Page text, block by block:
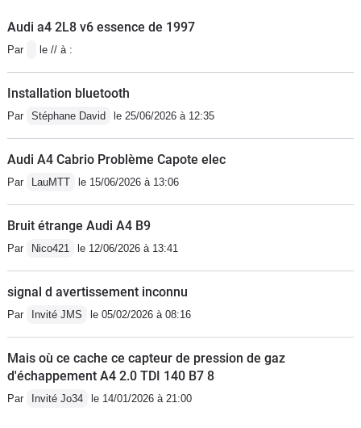
Audi a4 2L8 v6 essence de 1997
Par le // à :
Installation bluetooth
Par Stéphane David le 25/06/2026 à 12:35
Audi A4 Cabrio Problème Capote elec
Par LauMTT le 15/06/2026 à 13:06
Bruit étrange Audi A4 B9
Par Nico421 le 12/06/2026 à 13:41
signal d avertissement inconnu
Par Invité JMS le 05/02/2026 à 08:16
Mais où ce cache ce capteur de pression de gaz
d'échappement A4 2.0 TDI 140 B7 8
Par Invité Jo34 le 14/01/2026 à 21:00